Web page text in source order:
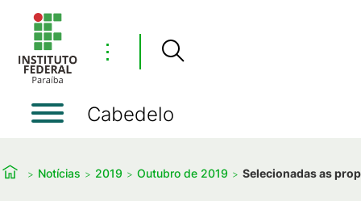
⋮
Cabedelo
Notícias 2019 Outubro de 2019 Selecionadas as